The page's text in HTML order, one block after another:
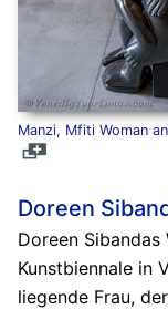
Manzi, Mfiti Woman
Doreen
Doreen Sibandas
Kunstbiennale in
liegende Frau,